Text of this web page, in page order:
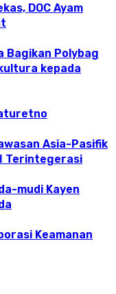
DOC Ayam
Bagikan Polybag
kepada
Asia-Pasifik
Terintegerasi
mudi Kayen
Keamanan